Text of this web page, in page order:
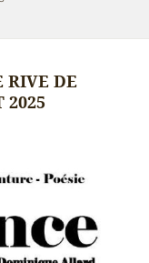
de vues à St Florent le
RIVE DE
2025